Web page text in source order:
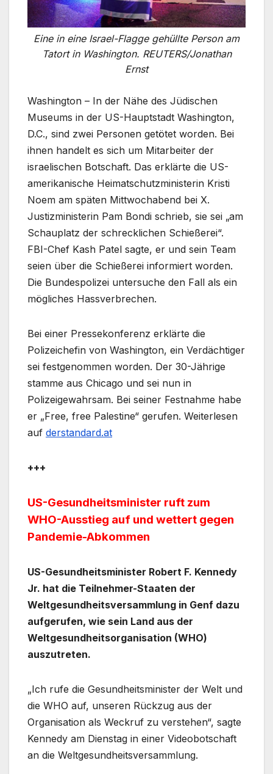
Eine in eine Israel-Flagge gehüllte Person am
Tatort in Washington. REUTERS/Jonathan
Ernst
Washington – In der Nähe des Jüdischen
Museums in der US-Hauptstadt Washington,
D.C., sind zwei Personen getötet worden. Bei
ihnen handelt es sich um Mitarbeiter der
israelischen Botschaft. Das erklärte die US-
amerikanische Heimatschutzministerin Kristi
Noem am späten Mittwochabend bei X.
Justizministerin Pam Bondi schrieb, sie sei „am
Schauplatz der schrecklichen Schießerei“.
FBI-Chef Kash Patel sagte, er und sein Team
seien über die Schießerei informiert worden.
Die Bundespolizei untersuche den Fall als ein
mögliches Hassverbrechen.
Bei einer Pressekonferenz erklärte die
Polizeichefin von Washington, ein Verdächtiger
sei festgenommen worden. Der 30-Jährige
stamme aus Chicago und sei nun in
Polizeigewahrsam. Bei seiner Festnahme habe
er „Free, free Palestine“ gerufen. Weiterlesen
auf derstandard.at
+++
US-Gesundheitsminister ruft zum
WHO-Ausstieg auf und wettert gegen
Pandemie-Abkommen
US-Gesundheitsminister Robert F. Kennedy
Jr. hat die Teilnehmer-Staaten der
Weltgesundheitsversammlung in Genf dazu
aufgerufen, wie sein Land aus der
Weltgesundheitsorganisation (WHO)
auszutreten.
„Ich rufe die Gesundheitsminister der Welt und
die WHO auf, unseren Rückzug aus der
Organisation als Weckruf zu verstehen“, sagte
Kennedy am Dienstag in einer Videobotschaft
an die Weltgesundheitsversammlung.